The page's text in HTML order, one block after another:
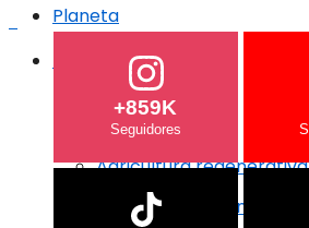
Planeta
Crisis Climática
Agricultura regenerativa
Crisis Climática
Agricultura regenerativa
+859K